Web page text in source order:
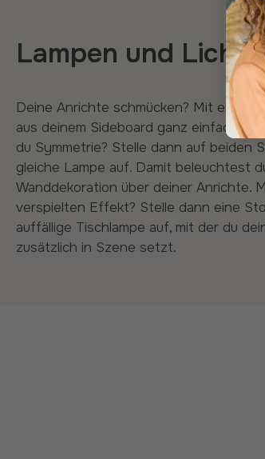
Lampen und Licht
Deine Anrichte schmücken? Mit einer schönen Lampe machst du
aus deinem Sideboard ganz einfach
du Symmetrie? Stelle dann auf beiden
gleiche Lampe auf. Damit beleuchtest
Wanddekoration über deiner Anrichte.
verspielten Effekt? Stelle dann eine
auffällige Tischlampe auf, mit der du
zusätzlich in Szene setzt.